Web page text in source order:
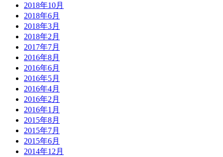
2018年10月
2018年6月
2018年3月
2018年2月
2017年7月
2016年8月
2016年6月
2016年5月
2016年4月
2016年2月
2016年1月
2015年8月
2015年7月
2015年6月
2014年12月